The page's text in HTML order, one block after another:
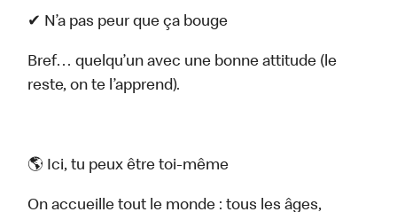
✔ N’a pas peur que ça bouge
Bref… quelqu’un avec une bonne attitude (le
reste, on te l’apprend).
🌎 Ici, tu peux être toi-même
On accueille tout le monde : tous les âges,